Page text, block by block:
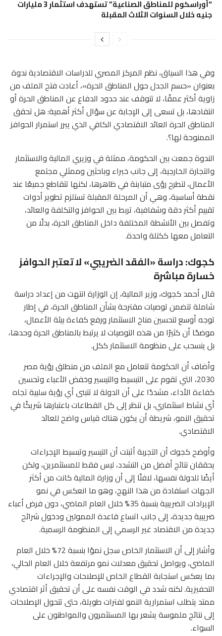
“أوراسكوم للمناطق الصناعية” تستهدف استثمار 3 مليارات
جنيه خلال السنوات الثلاث المقبلة
وفي هذا السياق، نظم المركز المصري للدراسات الاقتصادية ندوة
بعنوان «حسم الجدل حول المناطق الحرة»، أعادت فتح الملف من
زاوية أكثر عمقًا، لا تتوقف عند حدود الدفاع عن المناطق الحرة أو
انتقادها، بل تسعى إلى الإجابة عن سؤال أكثر أهمية: هل تحقق
المناطق الحرة العائد الاقتصادي الكافي الذي يبرر استمرار الحوافز
الممنوحة لها؟.
الندوة جمعت بين الحكومة، ممثلة في وزيري المالية والاستثمار
والتجارة الخارجية، إلى جانب خبراء وباحثين وممثلي مجتمع
الأعمال، لتطرح رؤى متباينة في ظاهرها، لكنها تتقاطع جميعًا عند
نقطة أساسية، وهي أن المرحلة المقبلة تستلزم تطوير أدوات
تقييم أكثر دقة وشفافية، تربط بين الحوافز والتكلفة والعائد،
وتفصل بين الأنشطة المختلفة داخل المناطق الحرة، بدلًا من
التعامل معها ككتلة واحدة.
كجوك: دراسة «الفقد الضريبي» لا تعتبر الحوافز
خسارة مباشرة
قال أحمد كجوك، وزير المالية، إن الوزارة انتهت من إعداد دراسة
شاملة تتضمن توصيات مقترحة بشأن المناطق الحرة، في إطار
توجه أوسع لتحسين مناخ الاستثمار ورفع كفاءة بيئة الأعمال،
موضحًا أن كثيرًا من هذه التوصيات لا يرتبط بالمناطق الحرة وحدها،
بل ينسحب على منظومة الاستثمار ككل.
وأضاف أن الحكومة تتعامل مع الملف من منطلق رؤية مصر
2030، التي تقوم على التبسيط والتيسير وخفض الأعباء وتحسين
كفاءة الأداء، مشددًا على أن الدولة لا تتبنى أي رؤية سلبية تجاه
أي نشاط استثماري، بل تنظر إلى كل القطاعات باعتبارها شريكًا في
تحقيق النمو، شريطة أن يكون هناك قياس واضح للعائد
الاقتصادي.
وأوضح كجوك أن التجربة أثبتت أن التيسير وتبسيط الإجراءات
يحققان نتائج أفضل من التشدد، ليس فقط للمستثمرين، ولكن
أيضًا للدولة نفسها، لافتًا إلى أن وزارة المالية كانت من أكثر
الجهات استفادة من هذا النهج، وهو ما انعكس في نمو
الإيرادات الضريبية بنسبة 35% خلال العام الماضي، دون فرض أعباء
ضريبية جديدة، إلى جانب اتساع قاعدة الممولين ودخول شرائح
جديدة من الاقتصاد غير الرسمي إلى المنظومة الرسمية.
وأشار إلى أن الاستثمار الخاص سجل نموًا بنسبة 72% خلال العام
الماضي، ويواصل تحقيق معدلات نمو مرتفعة خلال العام الحالي،
بما يعكس استجابة القطاع الخاص للإصلاحات والإجراءات
التحفيزية. لكنه شدد في الوقت نفسه على أن تحقيق أثر اقتصادي
ممتد يتطلب استمرارية النمو لفترات طويلة، حتى تتحول الإصلاحات
إلى نتائج ملموسة يشعر بها المستثمرون والمواطنون على
السواء.